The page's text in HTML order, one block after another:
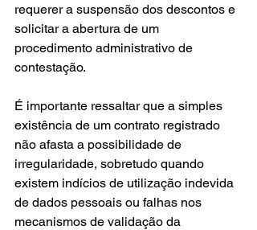
requerer a suspensão dos descontos e
solicitar a abertura de um
procedimento administrativo de
contestação.
É importante ressaltar que a simples
existência de um contrato registrado
não afasta a possibilidade de
irregularidade, sobretudo quando
existem indícios de utilização indevida
de dados pessoais ou falhas nos
mecanismos de validação da